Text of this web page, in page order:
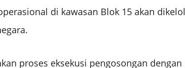
di kawasan Blok 15 akan
proses eksekusi pengosongan